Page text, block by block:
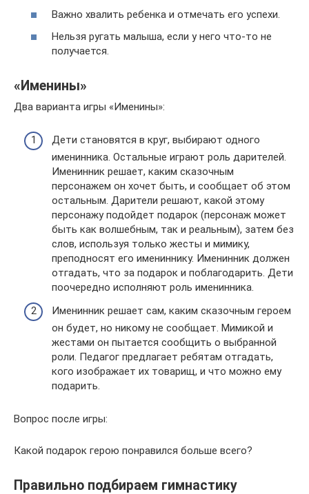
Важно хвалить ребенка и отмечать его успехи.
Нельзя ругать малыша, если у него что-то не
получается.
«Именины»
Два варианта игры «Именины»:
Дети становятся в круг, выбирают одного
именинника. Остальные играют роль дарителей.
Именинник решает, каким сказочным
персонажем он хочет быть, и сообщает об этом
остальным. Дарители решают, какой этому
персонажу подойдет подарок (персонаж может
быть как волшебным, так и реальным), затем без
слов, используя только жесты и мимику,
преподносят его имениннику. Именинник должен
отгадать, что за подарок и поблагодарить. Дети
поочередно исполняют роль именинника.
Именинник решает сам, каким сказочным героем
он будет, но никому не сообщает. Мимикой и
жестами он пытается сообщить о выбранной
роли. Педагог предлагает ребятам отгадать,
кого изображает их товарищ, и что можно ему
подарить.
Вопрос после игры:
Какой подарок герою понравился больше всего?
Правильно подбираем гимнастику